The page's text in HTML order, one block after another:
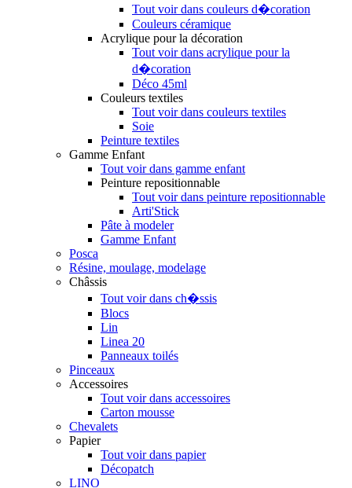
Tout voir dans couleurs d�coration
Couleurs céramique
Acrylique pour la décoration
Tout voir dans acrylique pour la
d�coration
Déco 45ml
Couleurs textiles
Tout voir dans couleurs textiles
Soie
Peinture textiles
Gamme Enfant
Tout voir dans gamme enfant
Peinture repositionnable
Tout voir dans peinture repositionnable
Arti'Stick
Pâte à modeler
Gamme Enfant
Posca
Résine, moulage, modelage
Châssis
Tout voir dans ch�ssis
Blocs
Lin
Linea 20
Panneaux toilés
Pinceaux
Accessoires
Tout voir dans accessoires
Carton mousse
Chevalets
Papier
Tout voir dans papier
Décopatch
LINO